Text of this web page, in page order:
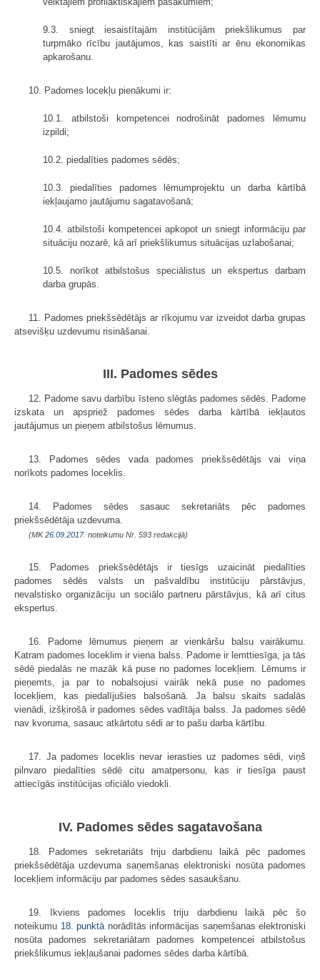
9.3. sniegt iesaistītajām institūcijām priekšlikumus par
turpmāko rīcību jautājumos, kas saistīti ar ēnu ekonomikas
apkarošanu.
10. Padomes locekļu pienākumi ir:
10.1. atbilstoši kompetencei nodrošināt padomes lēmumu
izpildi;
10.2. piedalīties padomes sēdēs;
10.3. piedalīties padomes lēmumprojektu un darba kārtībā
iekļaujamo jautājumu sagatavošanā;
10.4. atbilstoši kompetencei apkopot un sniegt informāciju par
situāciju nozarē, kā arī priekšlikumus situācijas uzlabošanai;
10.5. norīkot atbilstošus speciālistus un ekspertus darbam
darba grupās.
11. Padomes priekšsēdētājs ar rīkojumu var izveidot darba grupas
atsevišķu uzdevumu risināšanai.
III. Padomes sēdes
12. Padome savu darbību īsteno slēgtās padomes sēdēs. Padome
izskata un apspriež padomes sēdes darba kārtībā iekļautos
jautājumus un pieņem atbilstošus lēmumus.
13. Padomes sēdes vada padomes priekšsēdētājs vai viņa
norīkots padomes loceklis.
14. Padomes sēdes sasauc sekretariāts pēc padomes
priekšsēdētāja uzdevuma.
(MK26.09.2017. noteikumu Nr. 593 redakcijā)
15. Padomes priekšsēdētājs ir tiesīgs uzaicināt piedalīties
padomes sēdēs valsts un pašvaldību institūciju pārstāvjus,
nevalstisko organizāciju un sociālo partneru pārstāvjus, kā arī citus
ekspertus.
16. Padome lēmumus pieņem ar vienkāršu balsu vairākumu.
Katram padomes loceklim ir viena balss. Padome ir lemttiesīga, ja tās
sēdē piedalās ne mazāk kā puse no padomes locekļiem. Lēmums ir
pieņemts, ja par to nobalsojusi vairāk nekā puse no padomes
locekļiem, kas piedalījušies balsošanā. Ja balsu skaits sadalās
vienādi, izšķirošā ir padomes sēdes vadītāja balss. Ja padomes sēdē
nav kvoruma, sasauc atkārtotu sēdi ar to pašu darba kārtību.
17. Ja padomes loceklis nevar ierasties uz padomes sēdi, viņš
pilnvaro piedalīties sēdē citu amatpersonu, kas ir tiesīga paust
attiecīgās institūcijas oficiālo viedokli.
IV. Padomes sēdes sagatavošana
18. Padomes sekretariāts triju darbdienu laikā pēc padomes
priekšsēdētāja uzdevuma saņemšanas elektroniski nosūta padomes
locekļiem informāciju par padomes sēdes sasaukšanu.
19. Ikviens padomes loceklis triju darbdienu laikā pēc šo
noteikumu 18. punktā norādītās informācijas saņemšanas elektroniski
nosūta padomes sekretariātam padomes kompetencei atbilstošus
priekšlikumus iekļaušanai padomes sēdes darba kārtībā.